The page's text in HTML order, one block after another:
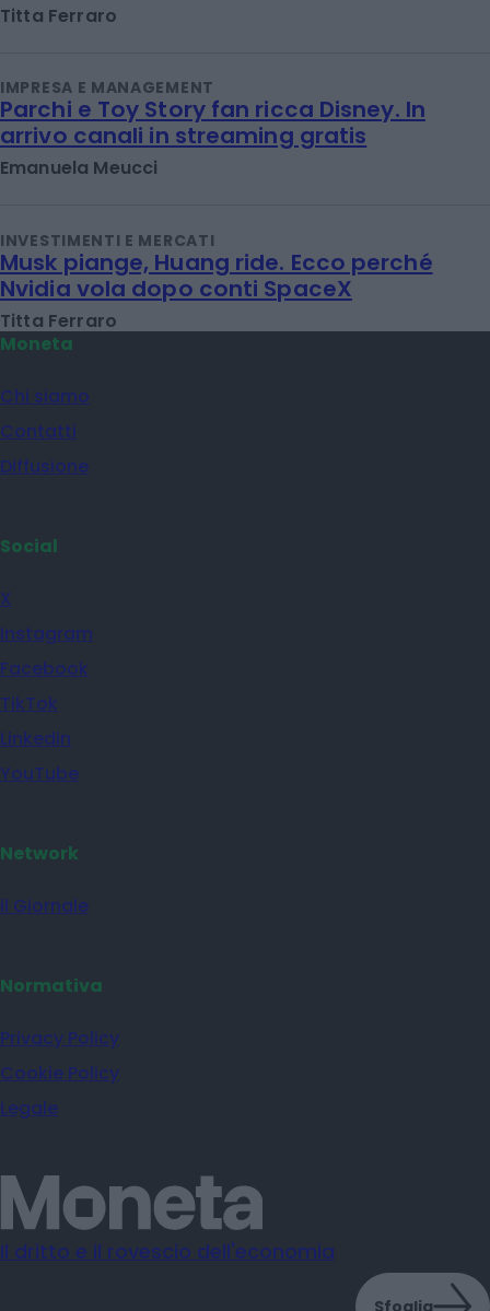
Titta Ferraro
IMPRESA E MANAGEMENT
Parchi e Toy Story fan ricca Disney. In
arrivo canali in streaming gratis
Emanuela Meucci
INVESTIMENTI E MERCATI
Musk piange, Huang ride. Ecco perché
Nvidia vola dopo conti SpaceX
Titta Ferraro
Moneta
Chi siamo
Contatti
Diffusione
Social
X
Instagram
Facebook
TikTok
Linkedin
YouTube
Network
il Giornale
Normativa
Privacy Policy
Cookie Policy
Legale
Il dritto e il rovescio dell'economia
Sfoglia